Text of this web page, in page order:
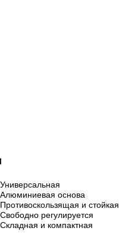
основа
и стойкая
регулируется
и компактная